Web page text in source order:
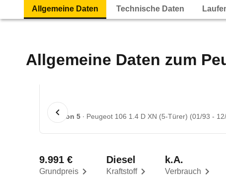
Allgemeine Daten Technische Daten
Allgemeine Daten zum
1 von 5 Peugeot 106 1.4 D XN (5-Türer) (01/93 -
Grundpreis
9.991 €
Kraftstoff
Diesel
Verbrauch
k.A.